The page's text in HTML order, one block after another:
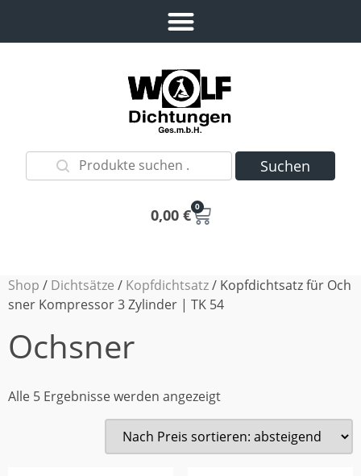
Suchen
0,00 € 0
Shop / Dichtsätze / Kopfdichtsatz/ Kopfdichtsatz für Och
sner Kompressor 3 Zylinder | TK 54
Ochsner
Alle 5 Ergebnisse werden angezeigt